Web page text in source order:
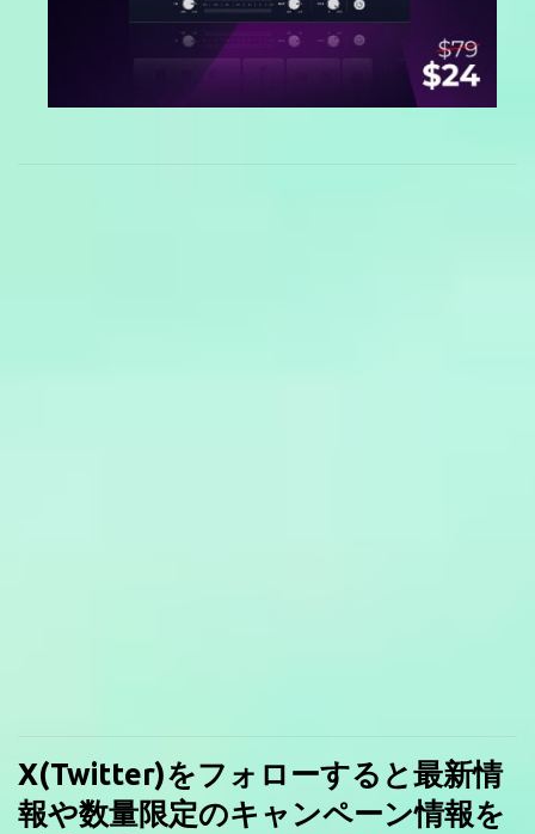
X(Twitter)をフォローすると最新情
報や数量限定のキャンペーン情報を